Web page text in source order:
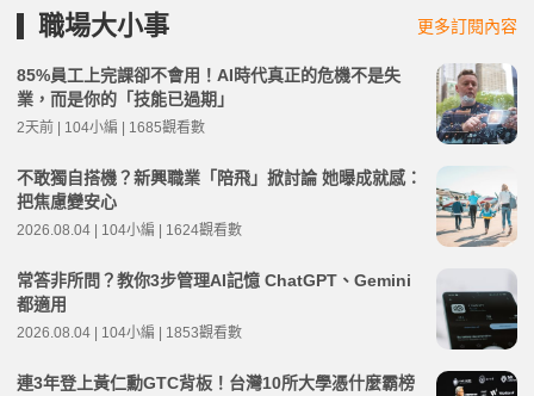
職場大小事 更多訂閱內容
85%員工上完課卻不會用！AI時代真正的危機不是失
業，而是你的「技能已過期」
2天前 | 104小編 | 1685觀看數
不敢獨自搭機？新興職業「陪飛」掀討論 她曝成就感：
把焦慮變安心
2026.08.04 | 104小編 | 1624觀看數
常答非所問？教你3步管理AI記憶 ChatGPT、Gemini
都適用
2026.08.04 | 104小編 | 1853觀看數
連3年登上黃仁勳GTC背板！台灣10所大學憑什麼霸榜